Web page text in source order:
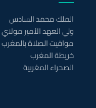
الملك محمد السادس
ولي العهد الأمير
مواقيت الصلاة بالمغرب
خريطة المغرب
الصحراء المغربية